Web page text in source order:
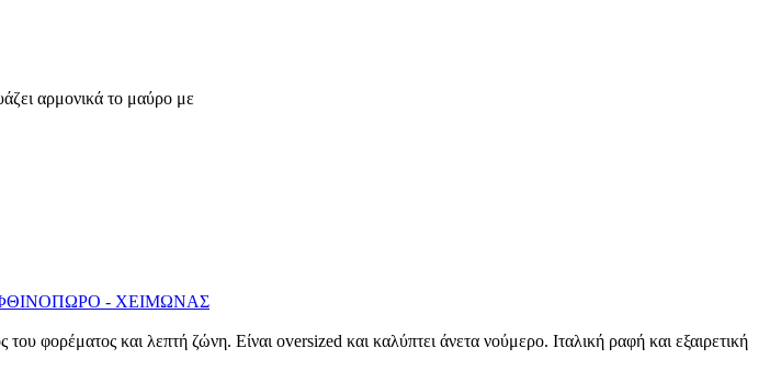
αρμονικά το μαύρο με
- ΧΕΙΜΩΝΑΣ
φορέματος και λεπτή ζώνη. Είναι oversized και καλύπτει άνετα νούμερο. Ιταλική ραφή και εξαιρετική